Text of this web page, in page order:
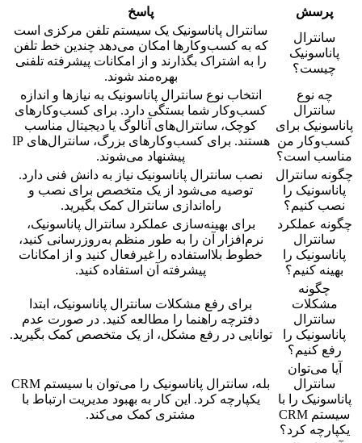
پرسش
پاسخ
سانترال
پاناسونیک
چیست؟
سانترال پاناسونیک یک سیستم تلفن مرکزی است
که به کسب‌وکارها امکان می‌دهد چندین خط تلفن
را به اشتراک بگذارند و از امکانات پیشرفته تلفنی
بهره‌مند شوند.
چه نوع
سانترال
پاناسونیک برای
کسب‌وکار من
مناسب است؟
انتخاب نوع سانترال پاناسونیک به نیازها و اندازه
کسب‌وکار شما بستگی دارد. برای کسب‌وکارهای
کوچک، سانترال‌های آنالوگ یا دیجیتال مناسب
هستند. برای کسب‌وکارهای بزرگ، سانترال‌های IP
پیشنهاد می‌شوند.
چگونه سانترال
پاناسونیک را
نصب کنیم؟
نصب سانترال پاناسونیک نیاز به دانش فنی دارد.
توصیه می‌شود از یک متخصص برای نصب و
راه‌اندازی سانترال کمک بگیرید.
چگونه عملکرد
سانترال
پاناسونیک را
بهینه کنیم؟
برای بهینه‌سازی عملکرد سانترال پاناسونیک،
نرم‌افزار آن را به طور منظم به‌روزرسانی کنید،
خطوط بلااستفاده را غیرفعال کنید و از امکانات
پیشرفته آن استفاده کنید.
چگونه
مشکلات
سانترال
پاناسونیک را
رفع کنیم؟
برای رفع مشکلات سانترال پاناسونیک، ابتدا
دفترچه راهنما را مطالعه کنید. در صورت عدم
توانایی در رفع مشکل، از یک متخصص کمک بگیرید.
آیا می‌توان
سانترال
پاناسونیک را با
سیستم CRM
یکپارچه کرد؟
بله، سانترال پاناسونیک را می‌توان با سیستم CRM
یکپارچه کرد. این کار به بهبود مدیریت ارتباط با
مشتری کمک می‌کند.